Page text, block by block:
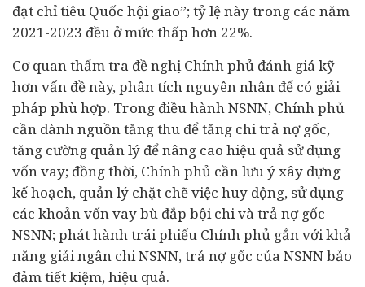
đạt chỉ tiêu Quốc hội giao”; tỷ lệ này trong các năm
2021-2023 đều ở mức thấp hơn 22%.
Cơ quan thẩm tra đề nghị Chính phủ đánh giá kỹ
hơn vấn đề này, phân tích nguyên nhân để có giải
pháp phù hợp. Trong điều hành NSNN, Chính phủ
cần dành nguồn tăng thu để tăng chi trả nợ gốc,
tăng cường quản lý để nâng cao hiệu quả sử dụng
vốn vay; đồng thời, Chính phủ cần lưu ý xây dựng
kế hoạch, quản lý chặt chẽ việc huy động, sử dụng
các khoản vốn vay bù đắp bội chi và trả nợ gốc
NSNN; phát hành trái phiếu Chính phủ gắn với khả
năng giải ngân chi NSNN, trả nợ gốc của NSNN bảo
đảm tiết kiệm, hiệu quả.